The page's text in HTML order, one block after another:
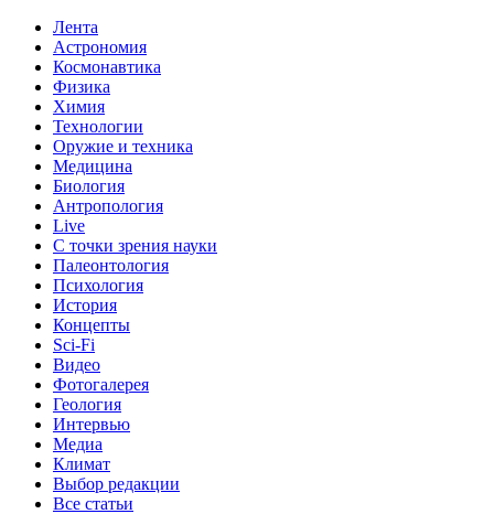
Лента
Астрономия
Космонавтика
Физика
Химия
Технологии
Оружие и техника
Медицина
Биология
Антропология
Live
С точки зрения науки
Палеонтология
Психология
История
Концепты
Sci-Fi
Видео
Фотогалерея
Геология
Интервью
Медиа
Климат
Выбор редакции
Все статьи